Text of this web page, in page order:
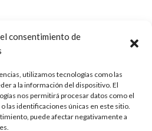
consentimiento de
utilizamos tecnologías como las
a la información del dispositivo. El
nos permitirá procesar datos como el
las identificaciones únicas en este sitio.
puede afectar negativamente a
encontrarás los
pensados ​​para ti.
Granollers, Barcelona